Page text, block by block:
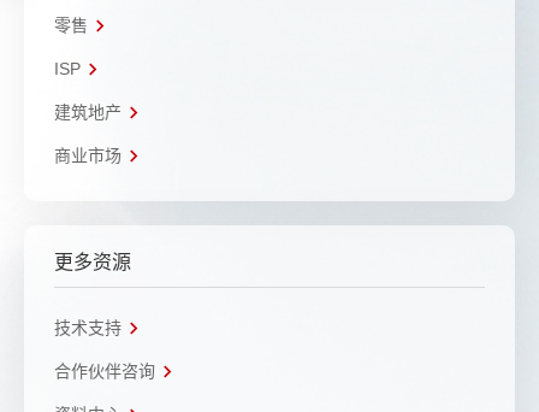
零售
ISP
建筑地产
商业市场
更多资源
技术支持
合作伙伴咨询